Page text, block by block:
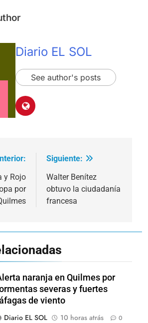
Diario EL SOL
See author's posts
y Rojo
por
Siguiente:
Walter Benítez
obtuvo la ciudadanía
francesa
naranja en Quilmes por
severas y fuertes
de viento
Diario EL SOL
10 horas atrás 0